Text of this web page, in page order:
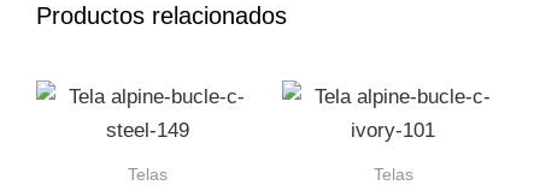
Productos relacionados
Telas Telas